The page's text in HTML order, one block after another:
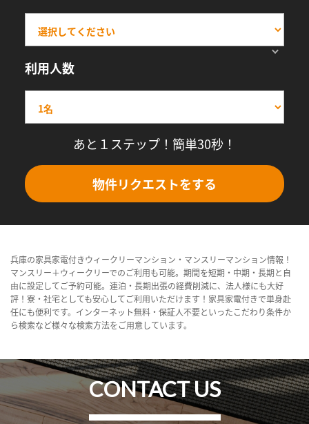
利用人数
あと１ステップ！簡単30秒！
物件リクエストをする
兵庫の家具家電付きウィークリーマンション・マンスリーマンション情報！
マンスリー＋ウィークリーでのご利用も可能。期間を短期・中期・長期と自
由に設定してご予約可能。連泊・長期出張の経費削減に、法人様にも大好
評！寮・社宅としても安心してご利用いただけます！家具家電付きで単身赴
任にも便利です。インターネット無料・保証人不要といったこだわり条件か
ら検索など様々な検索方法をご用意しています。
CONTACT US